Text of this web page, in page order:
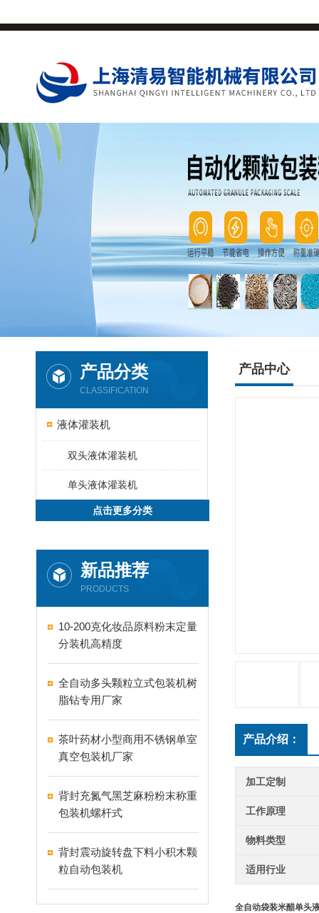
产品分类
CLASSIFICATION
液体灌装机
双头液体灌装机
单头液体灌装机
点击更多分类
新品推荐
PRODUCTS
10-200克化妆品原料粉末定量
分装机高精度
全自动多头颗粒立式包装机树
脂钻专用厂家
茶叶药材小型商用不锈钢单室
真空包装机厂家
背封充氮气黑芝麻粉粉末称重
包装机螺杆式
背封震动旋转盘下料小积木颗
粒自动包装机
产品中心
产品介绍：
加工定制
工作原理
物料类型
适用行业
全自动袋装米醋单头